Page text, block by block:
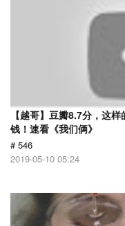
【越哥】豆瓣8.7分，这
钱！速看《我们俩》
# 546
2019-05-10 05:24